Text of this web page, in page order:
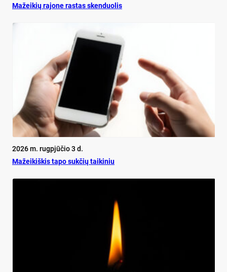
Mažeikių rajone rastas skenduolis
2026 m. rugpjūčio 3 d.
Mažeikiškis tapo sukčių taikiniu